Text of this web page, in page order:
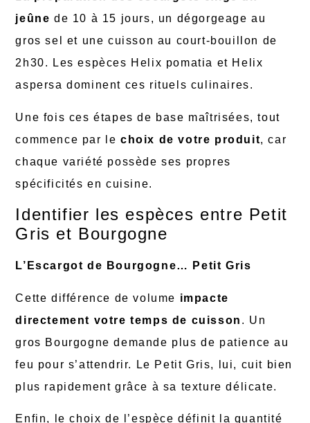
jeûne de 10 à 15 jours, un dégorgeage au
gros sel et une cuisson au court-bouillon de
2h30. Les espèces Helix pomatia et Helix
aspersa dominent ces rituels culinaires.
Une fois ces étapes de base maîtrisées, tout
commence par lechoix de votre produit, car
chaque variété possède ses propres
spécificités en cuisine.
Identifier les espèces entre Petit
Gris et Bourgogne
L’Escargot de Bourgogne… Petit Gris
Cette différence de volume impacte
directement votre temps de cuisson . Un
gros Bourgogne demande plus de patience au
feu pour s’attendrir. Le Petit Gris, lui, cuit bien
plus rapidement grâce à sa texture délicate.
Enfin, le choix de l’espèce définit la quantité